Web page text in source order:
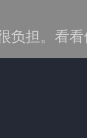
负担。看